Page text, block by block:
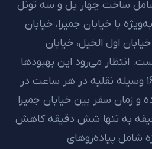
ساخت چهار پل و سه تونل
با خیابان جمیرا، خیابان
اول الخیل، خیابان
انتظار می‌رود این بهبودها
جاده را به ۱۶٬۰۰۰ وسیله نقلیه در هر ساعت در
سفر بین خیابان جمیرا
را از ۲۰ دقیقه به تنها شش دقیقه کاهش
پیاده‌روهای